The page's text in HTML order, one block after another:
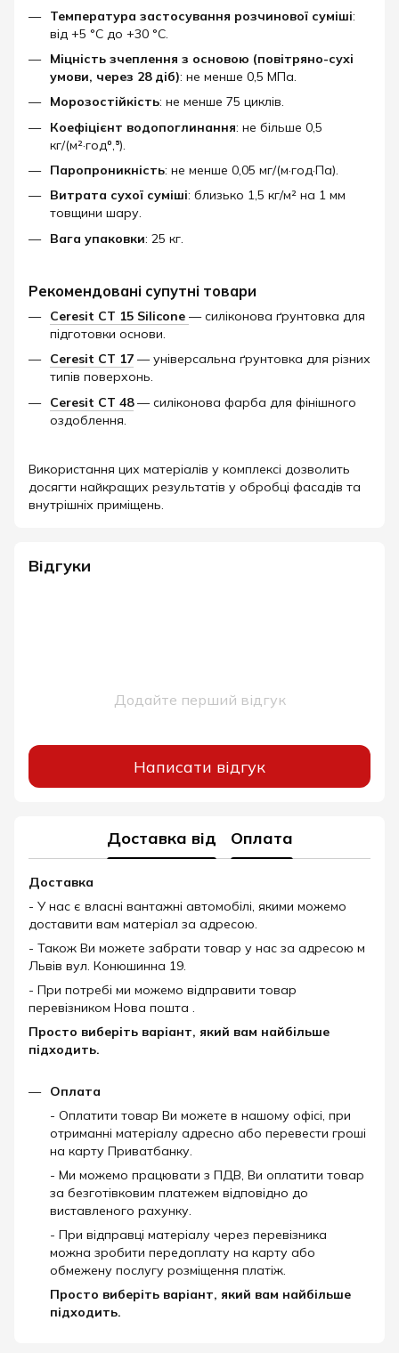
Температура застосування розчинової суміші:
від +5 °C до +30 °C.
Міцність зчеплення з основою (повітряно-сухі
умови, через 28 діб): не менше 0,5 МПа.
Морозостійкість: не менше 75 циклів.
Коефіцієнт водопоглинання: не більше 0,5
кг/(м²·год⁰,⁵).
Паропроникність: не менше 0,05 мг/(м·год·Па).
Витрата сухої суміші: близько 1,5 кг/м² на 1 мм
товщини шару.
Вага упаковки: 25 кг.​
Рекомендовані супутні товари
Ceresit CT 15 Silicone — силіконова ґрунтовка для
підготовки основи.
Ceresit CT 17 — універсальна ґрунтовка для різних
типів поверхонь.
Ceresit CT 48— силіконова фарба для фінішного
оздоблення.​
Використання цих матеріалів у комплексі дозволить
досягти найкращих результатів у обробці фасадів та
внутрішніх приміщень.​
Відгуки
Додайте перший відгук
Написати відгук
Доставка від Оплата
Доставка
- У нас є власні вантажні автомобілі, якими можемо
доставити вам матеріал за адресою.
- Також Ви можете забрати товар у нас за адресою м
Львів вул. Конюшинна 19.
- При потребі ми можемо відправити товар
перевізником Нова пошта .
Просто виберіть варіант, який вам найбільше
підходить.
Оплата
- Оплатити товар Ви можете в нашому офісі, при
отриманні матеріалу адресно або перевести гроші
на карту Приватбанку.
- Ми можемо працювати з ПДВ, Ви оплатити товар
за безготівковим платежем відповідно до
виставленого рахунку.
- При відправці матеріалу через перевізника
можна зробити передоплату на карту або
обмежену послугу розміщення платіж.
Просто виберіть варіант, який вам найбільше
підходить.